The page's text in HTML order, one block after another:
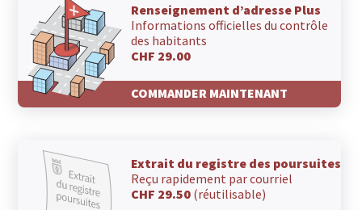
Renseignement d’adresse Plus
Informations officielles du contrôle
des habitants
CHF 29.00
COMMANDER MAINTENANT
Extrait du registre des poursuites
Reçu rapidement par courriel
CHF 29.50 (réutilisable)